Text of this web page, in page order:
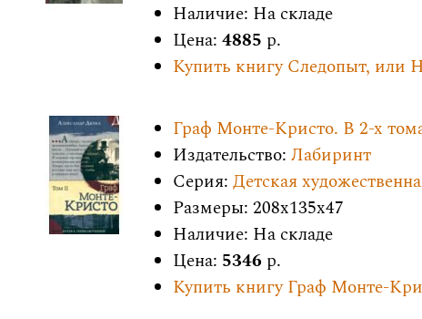
Наличие: На складе
Цена: 4885 р.
Купить книгу Следопыт, или
Граф Монте-Кристо. В 2-х
Издательство: Лабиринт
Серия: Детская
Размеры: 208x135x47
Наличие: На складе
Цена: 5346 р.
Купить книгу Граф Монте-